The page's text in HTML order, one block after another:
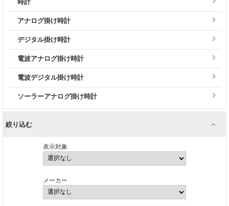
時計
アナログ掛け時計
デジタル掛け時計
電波アナログ掛け時計
電波デジタル掛け時計
ソーラーアナログ掛け時計
絞り込む
表示対象
メーカー